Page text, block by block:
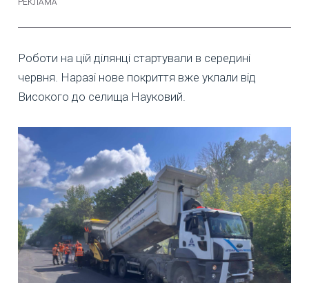
Роботи на цій ділянці стартували в середині
червня. Наразі нове покриття вже уклали від
Високого до селища Науковий.